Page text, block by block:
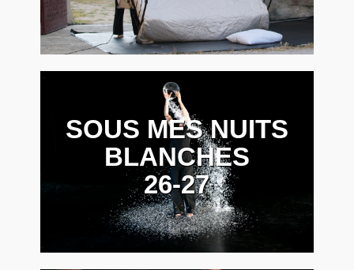
SOUS MES NUITS
BLANCHES
26-27